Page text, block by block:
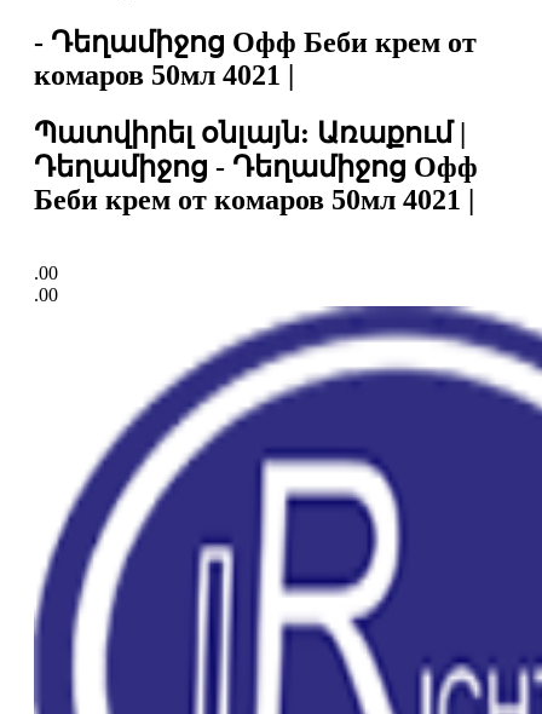
- Դեղամիջոց Офф Беби крем от
комаров 50мл 4021 |
Պատվիրել օնլայն: Առաքում |
Դեղամիջոց - Դեղամիջոց Офф
Беби крем от комаров 50мл 4021 |
.00
.00